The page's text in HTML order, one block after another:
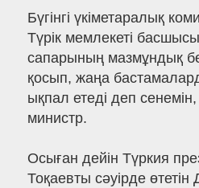
Бүгінгі үкіметаралық
Түрік мемлекеті
сапарының мазмұндық
қосып, жаңа
ықпал етеді деп
министр.
Осыған дейін Түркия
Тоқаевты cәуірде